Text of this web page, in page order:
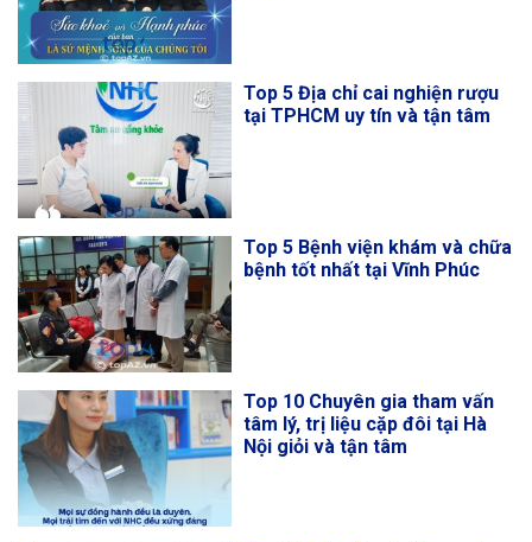
Top 5 Địa chỉ cai nghiện rượu
tại TPHCM uy tín và tận tâm
Top 5 Bệnh viện khám và chữa
bệnh tốt nhất tại Vĩnh Phúc
Top 10 Chuyên gia tham vấn
tâm lý, trị liệu cặp đôi tại Hà
Nội giỏi và tận tâm